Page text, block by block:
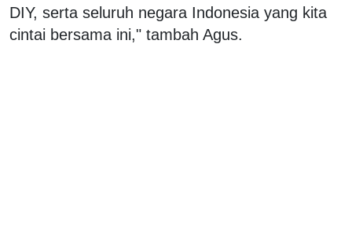
DIY, serta seluruh negara Indonesia yang kita
cintai bersama ini," tambah Agus.